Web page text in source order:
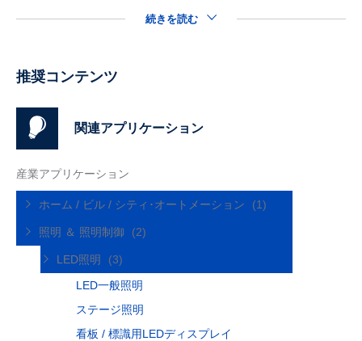
続きを読む
推奨コンテンツ
関連アプリケーション
産業アプリケーション
ホーム / ビル / シティ･オートメーション (1)
照明 ＆ 照明制御 (2)
LED照明
(3)
LED一般照明
ステージ照明
看板 / 標識用LEDディスプレイ